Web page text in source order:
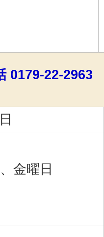
0179-22-2963
日、金曜日